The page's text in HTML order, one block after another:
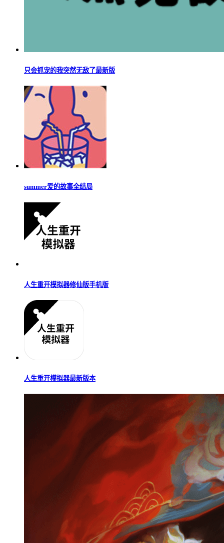
只会抓宠的我突然无敌了最新版
summer爱的故事全结局
人生重开模拟器修仙版手机版
人生重开模拟器最新版本